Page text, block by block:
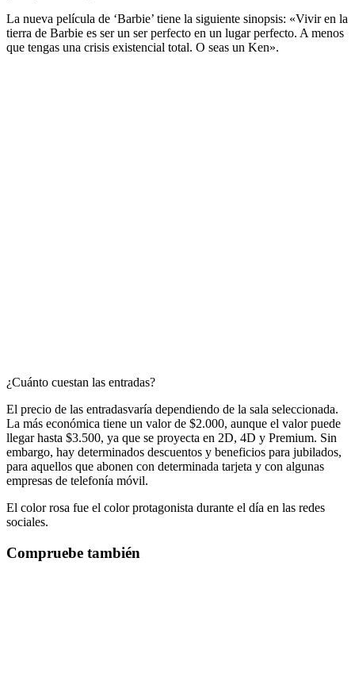
La nueva película de ‘Barbie’ tiene la siguiente sinopsis: «Vivir en la
tierra de Barbie es ser un ser perfecto en un lugar perfecto. A menos
que tengas una crisis existencial total. O seas un Ken».
¿Cuánto cuestan las entradas?
El precio de las entradasvaría dependiendo de la sala seleccionada.
La más económica tiene un valor de $2.000, aunque el valor puede
llegar hasta $3.500, ya que se proyecta en 2D, 4D y Premium. Sin
embargo, hay determinados descuentos y beneficios para jubilados,
para aquellos que abonen con determinada tarjeta y con algunas
empresas de telefonía móvil.
El color rosa fue el color protagonista durante el día en las redes
sociales.
Compruebe también